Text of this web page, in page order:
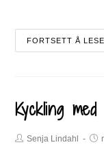
FORTSETT Å LESE
Kyckling
Senja Lindahl